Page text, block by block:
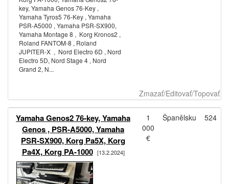
key, Yamaha Genos 76-Key ,
Yamaha Tyros5 76-Key , Yamaha
PSR-A5000 , Yamaha PSR-SX900,
Yamaha Montage 8 , Korg Kronos2 ,
Roland FANTOM-8 , Roland
JUPITER-X , Nord Electro 6D , Nord
Electro 5D, Nord Stage 4 , Nord
Grand 2, N...
Zmazať/Editovať/Topovať
Yamaha Genos2 76-key, Yamaha
Genos , PSR-A5000, Yamaha
PSR-SX900, Korg Pa5X, Korg
Pa4X, Korg PA-1000 [13.2.2024]
1
000
€
Španělsku 524